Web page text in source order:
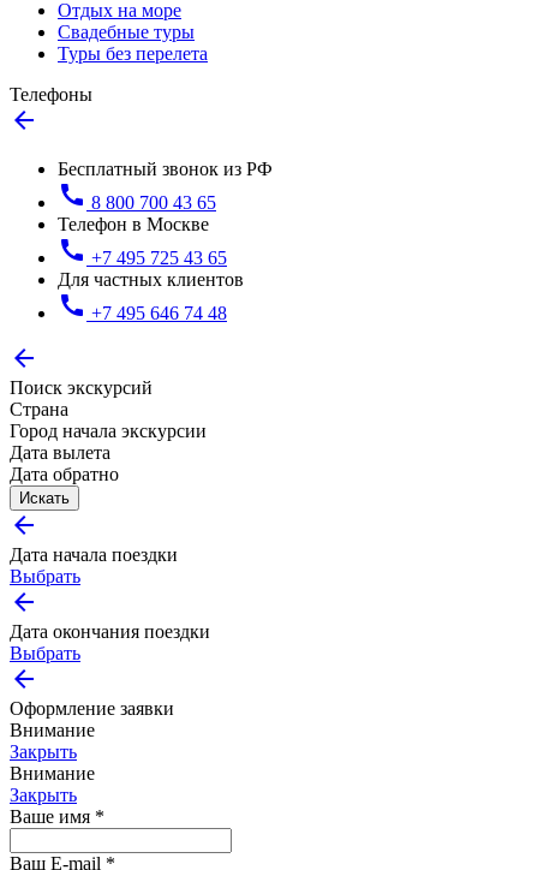
Отдых на море
Свадебные туры
Туры без перелета
Телефоны
arrow_back
Бесплатный звонок из РФ
call 8 800 700 43 65
Телефон в Москве
call +7 495 725 43 65
Для частных клиентов
call +7 495 646 74 48
arrow_back
Поиск экскурсий
Страна
Город начала экскурсии
Дата вылета
Дата обратно
Искать
arrow_back
Дата начала поездки
Выбрать
arrow_back
Дата окончания поездки
Выбрать
arrow_back
Оформление заявки
Внимание
Закрыть
Внимание
Закрыть
Ваше имя *
Ваш E-mail *